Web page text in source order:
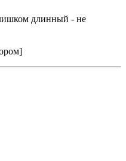
длинный - не